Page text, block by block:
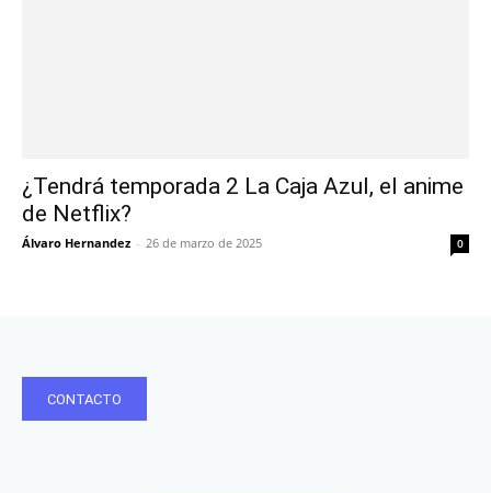
¿Tendrá temporada 2 La Caja Azul, el anime
de Netflix?
Álvaro Hernandez - 26 de marzo de 2025 0
CONTACTO